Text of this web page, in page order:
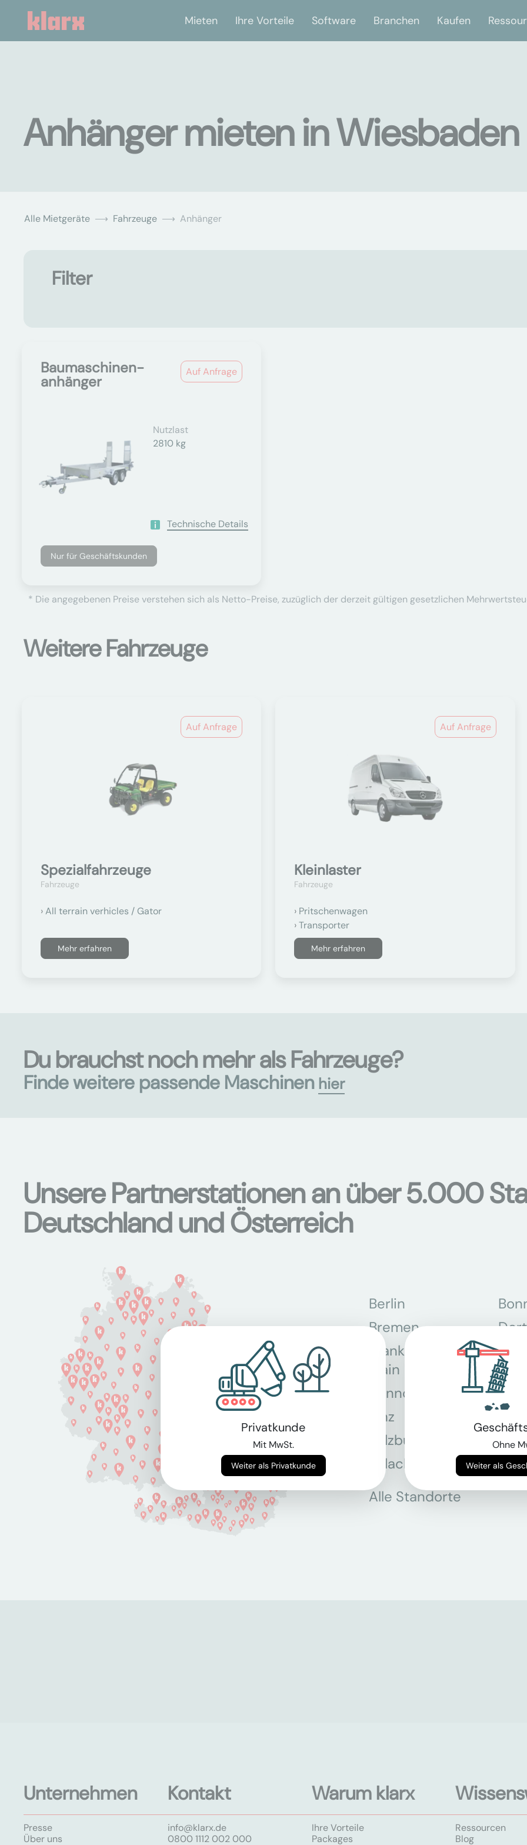
Mieten Ihre Vorteile Software Branchen Kaufen
Anhänger mieten in Wiesbaden
Alle Mietgeräte Fahrzeuge Anhänger
Filter
Auf Anfrage
Baumaschinen-
anhänger
Nutzlast
2810 kg
Technische Details
Nur für Geschäftskunden
* Die angegebenen Preise verstehen sich als Netto-Preise, zuzüglich der derzeit gültigen gesetzlichen
Weitere Fahrzeuge
Auf Anfrage
Spezialfahrzeuge
Fahrzeuge
All terrain verhicles / Gator
Mehr erfahren
Auf Anfrage
Kleinlaster
Fahrzeuge
Pritschenwagen
Transporter
Mehr erfahren
Du brauchst noch mehr als Fahrzeuge?
Finde weitere passende Maschinen hier
Unsere Partnerstationen an über 5.000
Deutschland und Österreich
Berlin
Bremen
Frankfurt am
Main
Hannover
Köln
Linz
Salzburg
Villach
Alle Standorte
Unternehmen
Presse
Über uns
Kontakt
info@klarx.de
0800 1112 002 000
Warum klarx
Ihre Vorteile
Packages
Ressourcen
Blog
Privatkunde
Mit MwSt.
Weiter als Privatkunde
Ohne
Weiter als